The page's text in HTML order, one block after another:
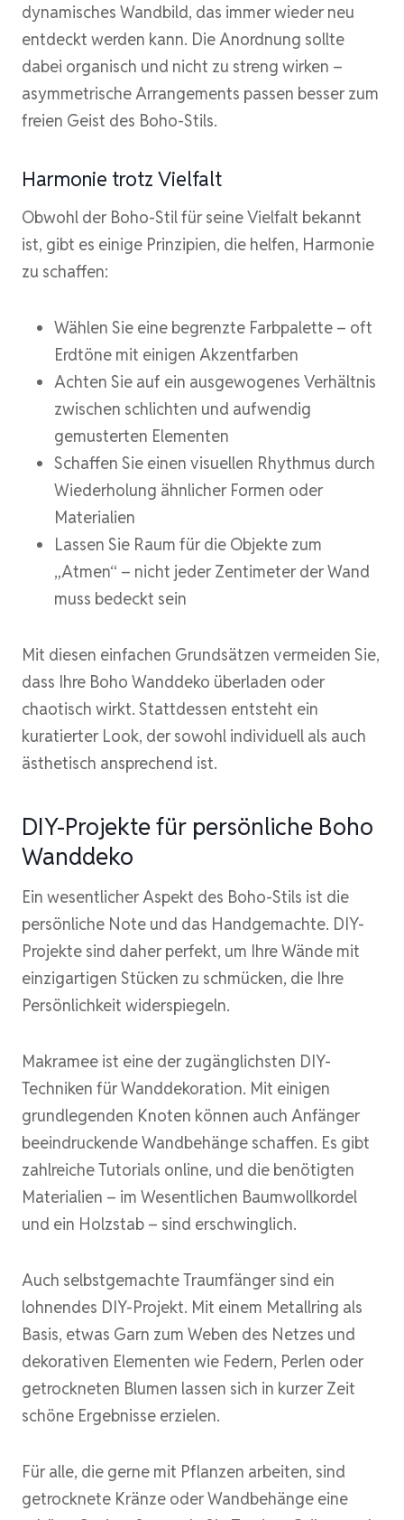
dynamisches Wandbild, das immer wieder neu
entdeckt werden kann. Die Anordnung sollte
dabei organisch und nicht zu streng wirken –
asymmetrische Arrangements passen besser zum
freien Geist des Boho-Stils.
Harmonie trotz Vielfalt
Obwohl der Boho-Stil für seine Vielfalt bekannt
ist, gibt es einige Prinzipien, die helfen, Harmonie
zu schaffen:
Wählen Sie eine begrenzte Farbpalette – oft
Erdtöne mit einigen Akzentfarben
Achten Sie auf ein ausgewogenes Verhältnis
zwischen schlichten und aufwendig
gemusterten Elementen
Schaffen Sie einen visuellen Rhythmus durch
Wiederholung ähnlicher Formen oder
Materialien
Lassen Sie Raum für die Objekte zum
„Atmen“ – nicht jeder Zentimeter der Wand
muss bedeckt sein
Mit diesen einfachen Grundsätzen vermeiden Sie,
dass Ihre Boho Wanddeko überladen oder
chaotisch wirkt. Stattdessen entsteht ein
kuratierter Look, der sowohl individuell als auch
ästhetisch ansprechend ist.
DIY-Projekte für persönliche Boho
Wanddeko
Ein wesentlicher Aspekt des Boho-Stils ist die
persönliche Note und das Handgemachte. DIY-
Projekte sind daher perfekt, um Ihre Wände mit
einzigartigen Stücken zu schmücken, die Ihre
Persönlichkeit widerspiegeln.
Makramee ist eine der zugänglichsten DIY-
Techniken für Wanddekoration. Mit einigen
grundlegenden Knoten können auch Anfänger
beeindruckende Wandbehänge schaffen. Es gibt
zahlreiche Tutorials online, und die benötigten
Materialien – im Wesentlichen Baumwollkordel
und ein Holzstab – sind erschwinglich.
Auch selbstgemachte Traumfänger sind ein
lohnendes DIY-Projekt. Mit einem Metallring als
Basis, etwas Garn zum Weben des Netzes und
dekorativen Elementen wie Federn, Perlen oder
getrockneten Blumen lassen sich in kurzer Zeit
schöne Ergebnisse erzielen.
Für alle, die gerne mit Pflanzen arbeiten, sind
getrocknete Kränze oder Wandbehänge eine